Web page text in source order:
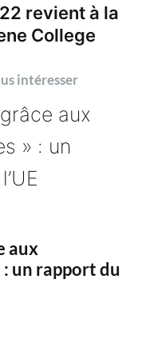
revient à la
College
intéresser
aux
un rapport du